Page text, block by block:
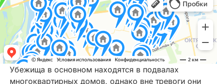
Убежища в основном находятся в подвалах
многоквартирных домов, однако вне тревоги они